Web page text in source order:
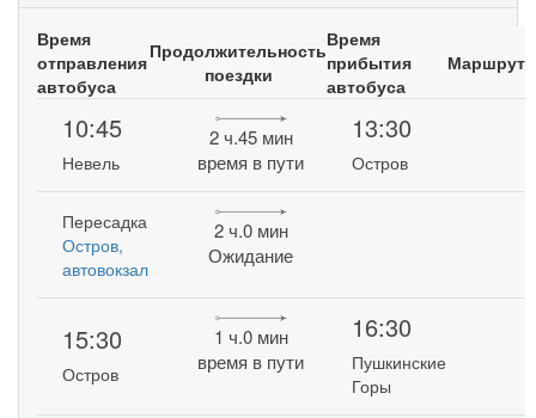
Время
отправления
автобуса
Продолжительность
поездки
Время
прибытия
автобуса
Маршрут
10:45
Невель
2 ч.45 мин
время в пути
13:30
Остров
Пересадка
Остров,
автовокзал
2 ч.0 мин
Ожидание
15:30
Остров
1 ч.0 мин
время в пути
16:30
Пушкинские
Горы